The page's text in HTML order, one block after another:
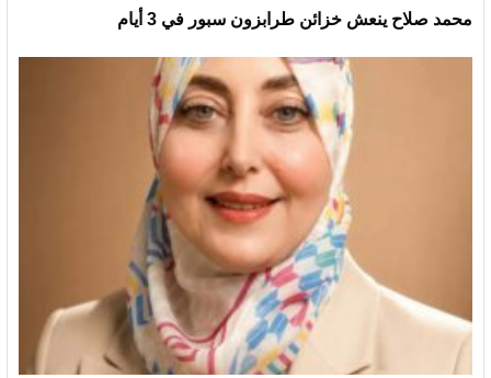
محمد صلاح ينعش خزائن طرابزون سبور في 3 أيام